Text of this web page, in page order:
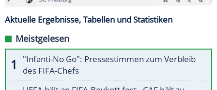
Aktuelle Ergebnisse, Tabellen und Statistiken
Meistgelesen
"Infanti-No Go": Pressestimmen zum Verbleib
des FIFA-Chefs